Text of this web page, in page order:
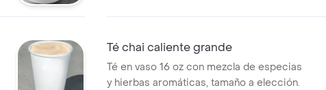
Té chai caliente grande
Té en vaso 16 oz con mezcla de especias
y hierbas aromáticas, tamaño a elección.